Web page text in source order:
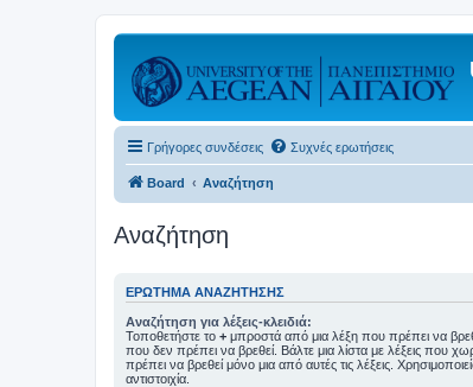
Γρήγορες συνδέσεις Συχνές ερωτήσεις
Board Αναζήτηση
Αναζήτηση
ΕΡΏΤΗΜΑ ΑΝΑΖΉΤΗΣΗΣ
Αναζήτηση για λέξεις-κλειδιά:
Τοποθετήστε το + μπροστά από μια λέξη που πρέπει να
που δεν πρέπει να βρεθεί. Βάλτε μια λίστα με λέξεις που
πρέπει να βρεθεί μόνο μια από αυτές τις λέξεις.
αντιστοιχία.